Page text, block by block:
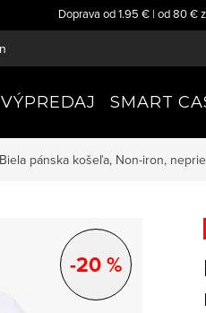
Doprava od 1.95 € | od 80 €
VÝPREDAJ SMART
Biela pánska košeľa, Non-iron,
-20 %